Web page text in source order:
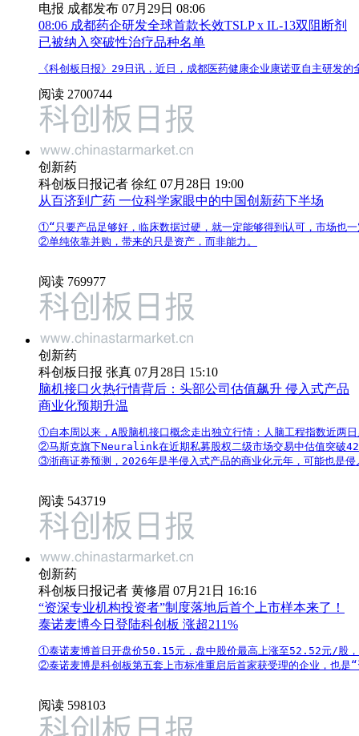
电报 成都发布 07月29日 08:06
08:06 成都药企研发全球首款长效TSLP x IL-13双阻断剂
已被纳入突破性治疗品种名单
《科创板日报》29日讯，近日，成都医药健康企业康诺亚自主研
阅读 2700744
创新药
科创板日报记者 徐红 07月28日 19:00
从百济到广药 一位科学家眼中的中国创新药下半场
①“只要产品足够好，临床数据过硬，就一定能够得到认可，市场也
②单纯依靠并购，带来的只是资产，而非能力。
阅读 769977
创新药
科创板日报 张真 07月28日 15:10
脑机接口火热行情背后：头部公司估值飙升 侵入式产品
商业化预期升温
①自本周以来，A股脑机接口概念走出独立行情：人脑工程指数近两
②马斯克旗下Neuralink在近期私募股权二级市场交易中估值突破
③浙商证券预测，2026年是半侵入式产品的商业化元年，可能也是侵
阅读 543719
创新药
科创板日报记者 黄修眉 07月21日 16:16
“资深专业机构投资者”制度落地后首个上市样本来了！
泰诺麦博今日登陆科创板 涨超211%
①泰诺麦博首日开盘价50.15元，盘中股价最高上涨至52.52元/股
②泰诺麦博是科创板第五套上市标准重启后首家获受理的企业，也是
阅读 598103